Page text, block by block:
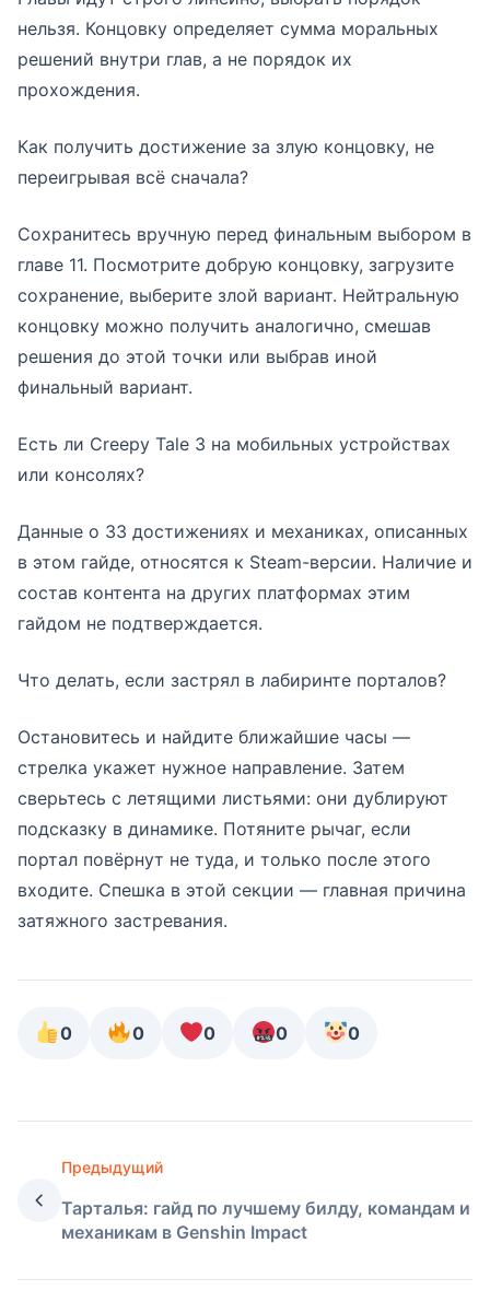
нельзя. Концовку определяет сумма моральных
решений внутри глав, а не порядок их
прохождения.
Как получить достижение за злую концовку, не
переигрывая всё сначала?
Сохранитесь вручную перед финальным выбором в
главе 11. Посмотрите добрую концовку, загрузите
сохранение, выберите злой вариант. Нейтральную
концовку можно получить аналогично, смешав
решения до этой точки или выбрав иной
финальный вариант.
Есть ли Creepy Tale 3 на мобильных устройствах
или консолях?
Данные о 33 достижениях и механиках, описанных
в этом гайде, относятся к Steam-версии. Наличие и
состав контента на других платформах этим
гайдом не подтверждается.
Что делать, если застрял в лабиринте порталов?
Остановитесь и найдите ближайшие часы —
стрелка укажет нужное направление. Затем
сверьтесь с летящими листьями: они дублируют
подсказку в динамике. Потяните рычаг, если
портал повёрнут не туда, и только после этого
входите. Спешка в этой секции — главная причина
затяжного застревания.
0 0 0 0 0
Предыдущий
Тарталья: гайд по лучшему билду, командам и
механикам в Genshin Impact